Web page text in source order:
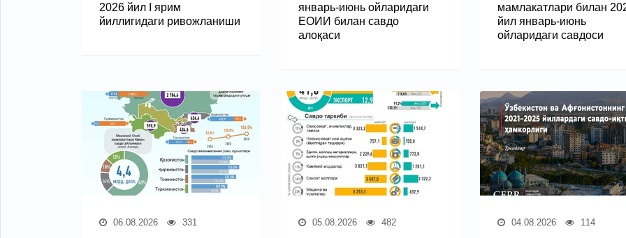
2026 йил I ярим
йиллигидаги ривожланиши
январь-июнь ойларидаги
ЕОИИ билан савдо
алоқаси
мамлакатлари билан
йил январь-июнь
ойларидаги савдоси
06.08.2026 331 05.08.2026 482 04.08.2026 114